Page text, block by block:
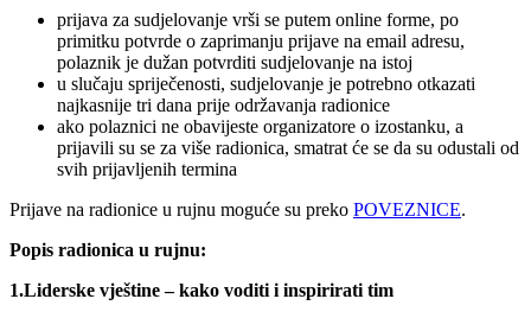
prijava za sudjelovanje vrši se putem online forme, po
primitku potvrde o zaprimanju prijave na email adresu,
polaznik je dužan potvrditi sudjelovanje na istoj
u slučaju spriječenosti, sudjelovanje je potrebno otkazati
najkasnije tri dana prije održavanja radionice
ako polaznici ne obavijeste organizatore o izostanku, a
prijavili su se za više radionica, smatrat će se da su odustali od
svih prijavljenih termina
Prijave na radionice u rujnu moguće su preko POVEZNICE.
Popis radionica u rujnu:
1.Liderske vještine – kako voditi i inspirirati tim